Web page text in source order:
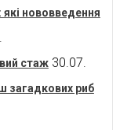
нововведення
стаж 30.07.
загадкових риб